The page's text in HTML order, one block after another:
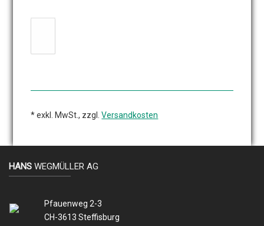
* exkl. MwSt., zzgl.Versandkosten
HANS WEGMÜLLER AG
Pfauenweg 2-3
CH-3613 Steffisburg